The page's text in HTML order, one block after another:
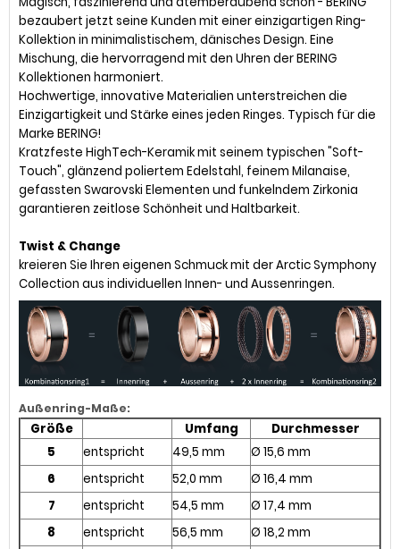
bezaubert jetzt seine Kunden mit einer einzigartigen Ring-
Kollektion in minimalistischem, dänisches Design. Eine
Mischung, die hervorragend mit den Uhren der BERING
Kollektionen harmoniert.
Hochwertige, innovative Materialien unterstreichen die
Einzigartigkeit und Stärke eines jeden Ringes. Typisch für die
Marke BERING!
Kratzfeste HighTech-Keramik mit seinem typischen "Soft-
Touch", glänzend poliertem Edelstahl, feinem Milanaise,
gefassten Swarovski Elementen und funkelndem Zirkonia
garantieren zeitlose Schönheit und Haltbarkeit.
Twist & Change
kreieren Sie Ihren eigenen Schmuck mit der Arctic Symphony
Collection aus individuellen Innen- und Aussenringen.
Außenring-Maße:
Größe Umfang
Durchmesser
5
entspricht 49,5 mm
Ø 15,6 mm
6
entspricht 52,0 mm
Ø 16,4 mm
7
entspricht 54,5 mm
Ø 17,4 mm
8
entspricht 56,5 mm
Ø 18,2 mm